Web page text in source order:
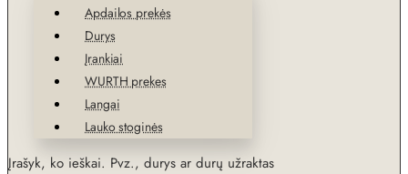
Apdailos prekės
Durys
Įrankiai
WURTH prekes
Langai
Lauko stoginės
Įrašyk, ko ieškai. Pvz., durys ar durų užraktas